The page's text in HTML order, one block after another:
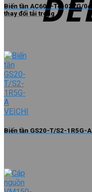
Biến tần AC600-T4-037G/
thay đổi tải trọng
Biến tần GS20-T/S2-1R5G-